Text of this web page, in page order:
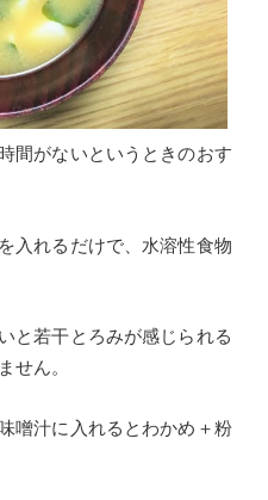
間がないというときのおす
入れるだけで、水溶性食物
と若干とろみが感じられる
せん。
噌汁に入れるとわかめ＋粉